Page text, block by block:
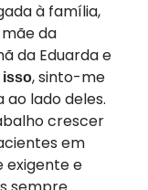
à família,
da
da Eduarda e
isso, sinto-me
lado deles.
crescer
em
exigente e